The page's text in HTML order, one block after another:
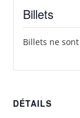
DÉTAILS
Billets
Billets ne